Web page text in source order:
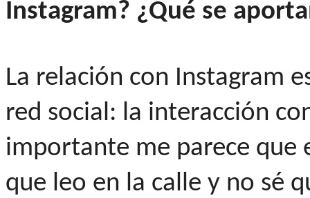
Instagram? ¿Qué se
La relación con Instagram
red social: la interacción
importante me parece que
que leo en la calle y no sé